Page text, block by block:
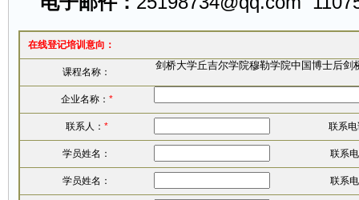
在线登记培训意向：
课程名称：
企业名称： *
联系人： * 联系
学员姓名： 联系
学员姓名： 联系